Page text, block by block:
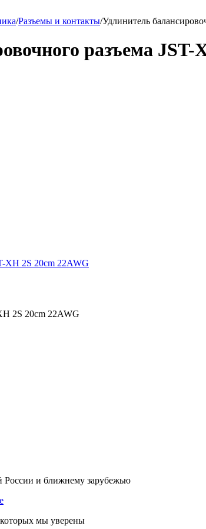
/Разъемы и контакты/Удлинитель
разъема JST-
2S 20cm 22AWG
России и ближнему зарубежью
которых мы уверены